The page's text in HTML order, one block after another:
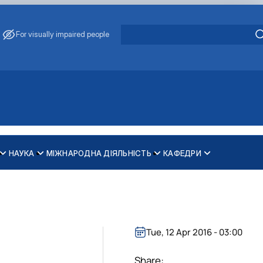
For visually impaired people
НАУКА МІЖНАРОДНА ДІЯЛЬНІСТЬ
рівності у …
КАФЕДРИ
Tue, 12 Apr 2016 - 03:00